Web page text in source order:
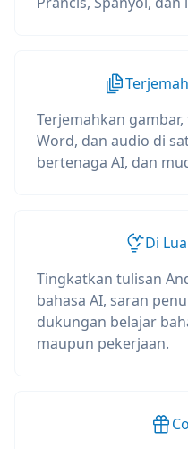
Terjemahkan gambar,
Word, dan audio di
bertenaga AI, dan
Di
Tingkatkan tulisan
bahasa AI, saran
dukungan belajar
maupun pekerjaan.